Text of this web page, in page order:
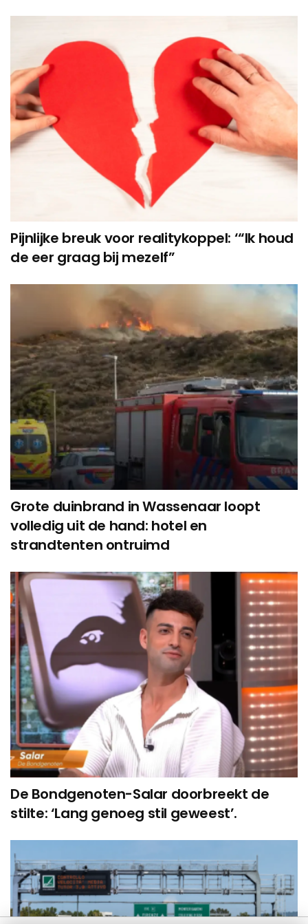
Pijnlijke breuk voor realitykoppel: ‘“Ik houd
de eer graag bij mezelf”
Grote duinbrand in Wassenaar loopt
volledig uit de hand: hotel en
strandtenten ontruimd
De Bondgenoten-Salar doorbreekt de
stilte: ‘Lang genoeg stil geweest’.